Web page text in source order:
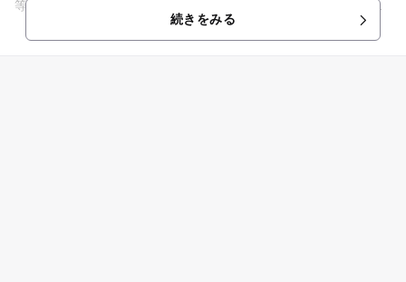
等が色づき、見事な紅葉を楽しめます。特につり橋「神の岩
橋」からの眺めは絶景。県...続きをみる